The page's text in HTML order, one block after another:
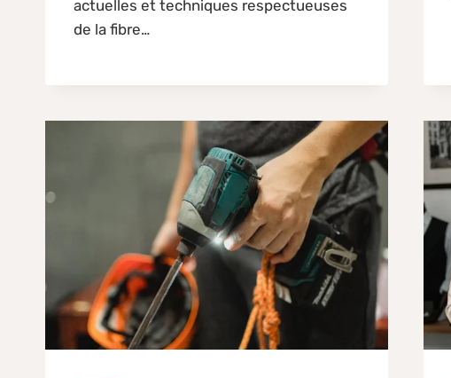
actuelles et techniques respectueuses
de la fibre…